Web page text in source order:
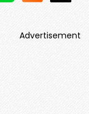
Advertisement